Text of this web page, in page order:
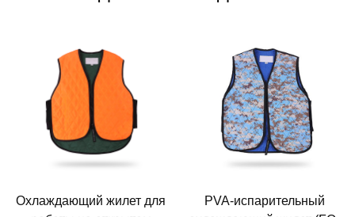
Охлаждающий жилет для
PVA-испарительный